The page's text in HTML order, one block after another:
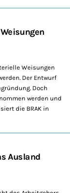
Weisungen
Der Entwurf
Doch
werden und
die BRAK in
Ausland